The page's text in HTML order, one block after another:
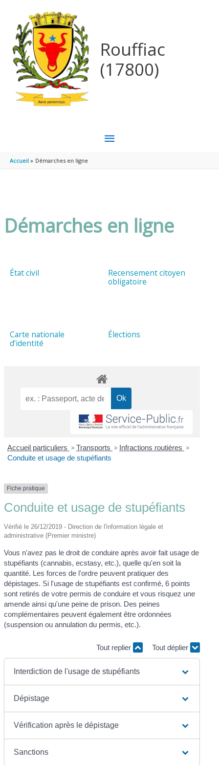
Rouffiac
(17800)
MENU
Accueil Démarches en ligne
Démarches en ligne
État civil
Recensement citoyen
obligatoire
Carte nationale
d’identité
Élections
Accueil particuliers > Transports > Infractions routières >
Conduite et usage de stupéfiants
Fiche pratique
Conduite et usage de stupéfiants
Vérifié le 26/12/2019 - Direction de l'information légale et
administrative (Premier ministre)
Vous n'avez pas le droit de conduire après avoir fait usage de
stupéfiants (cannabis, ecstasy, etc.), quelle qu'en soit la
quantité. Les forces de l'ordre peuvent pratiquer des
dépistages. Si l'usage de stupéfiants est confirmé, 6 points
sont retirés de votre permis de conduire et vous risquez une
amende ainsi qu'une peine de prison. Des peines
complémentaires peuvent également être ordonnées
(suspension ou annulation du permis, etc.).
Tout replier Tout déplier
Interdiction de l'usage de stupéfiants
Dépistage
Vérification après le dépistage
Sanctions